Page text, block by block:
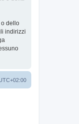
o dello
indirizzi